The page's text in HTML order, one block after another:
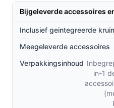
stofzuigers op de markt?
Geavanceerd
allergenen en fijnstof,
mensen met allergieën.
Zakloos ontwerp:
1 liter grote
legen en schoon te
Bijgeleverde accessoires
Inclusief geintegreerde
Meegeleverde accessoires
Verpakkingsinhoud
in-1